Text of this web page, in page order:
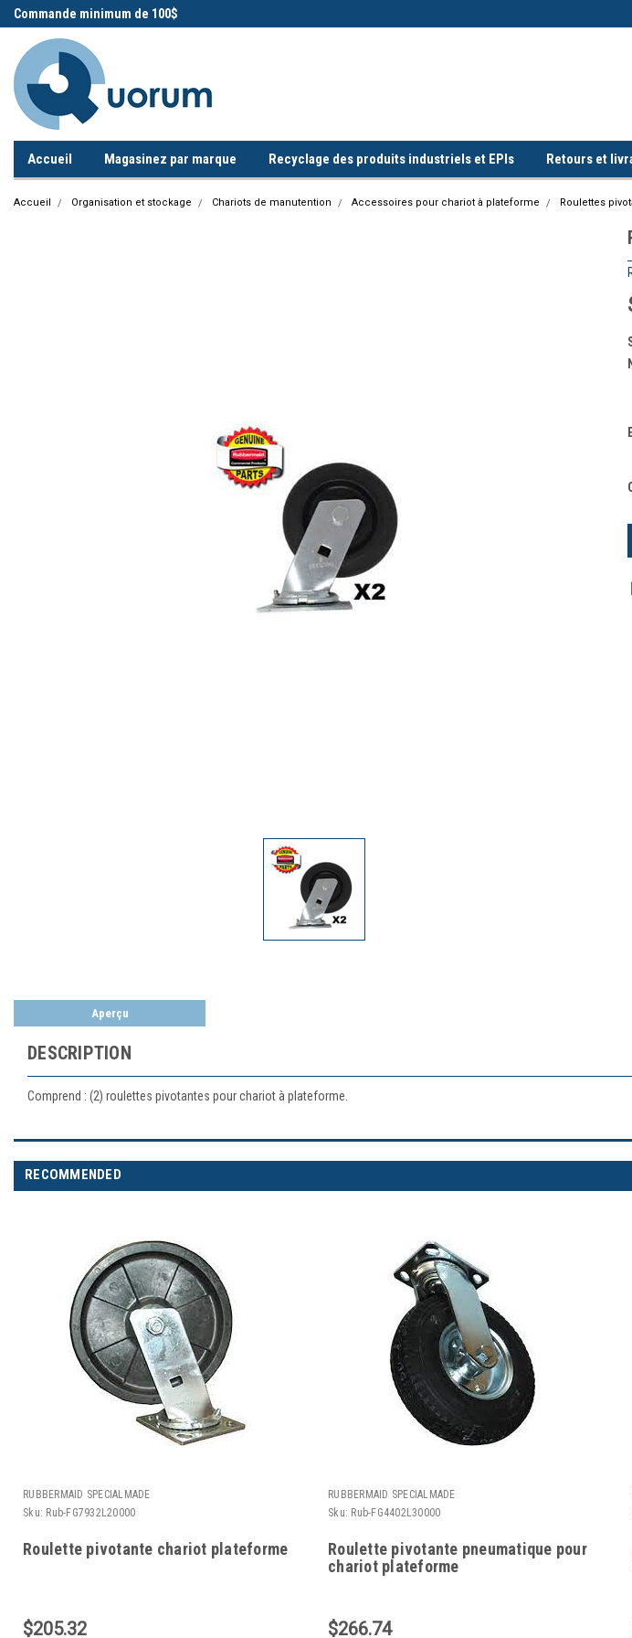
Commande minimum de 100$
Accueil Magasinez par marque Recyclage des produits industriels et EPIs Retours et
Accueil Organisation et stockage Chariots de manutention Accessoires pour chariot à plateforme Roulettes
Aperçu
DESCRIPTION
Comprend : (2) roulettes pivotantes pour chariot à plateforme.
RECOMMENDED
RUBBERMAID SPECIALMADE
Sku: Rub-FG7932L20000
Roulette pivotante chariot plateforme
$205.32
RUBBERMAID SPECIALMADE
Sku: Rub-FG4402L30000
Roulette pivotante pneumatique pour
chariot plateforme
$266.74